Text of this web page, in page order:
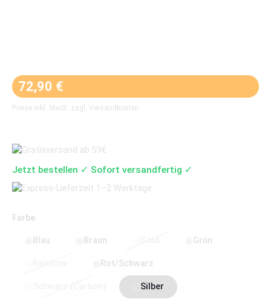
Regulärer Preis:
72,90 €
Preise inkl. MwSt. zzgl. Versandkosten
Jetzt bestellen ✓ Sofort versandfertig ✓
Farbeauswählen
Blau Braun Grün
Rot/Schwarz
(Diese Option ist zurzeit nicht verfügbar.)
Silber